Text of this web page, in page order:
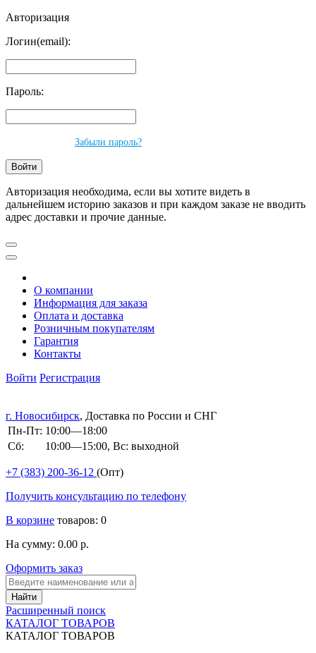
Авторизация
Логин(email):
Пароль:
Забыли пароль?
Авторизация необходима, если вы хотите видеть в
дальнейшем историю заказов и при каждом заказе не вводить
адрес доставки и прочие данные.
О компании
Информация для заказа
Оплата и доставка
Розничным покупателям
Гарантия
Контакты
Войти Регистрация
г. Новосибирск, Доставка по России и СНГ
Пн-Пт: 10:00—18:00
Сб:
10:00—15:00, Вс: выходной
+7 (383) 200-36-12 (Опт)
Получить консультацию по телефону
В корзине товаров: 0
На сумму: 0.00 р.
Оформить заказ
Расширенный поиск
КАТАЛОГ ТОВАРОВ
КАТАЛОГ ТОВАРОВ